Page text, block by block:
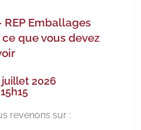
REP Emballages
que vous devez
2026
revenons sur :